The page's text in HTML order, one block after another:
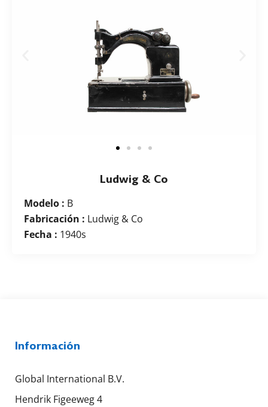
Ludwig & Co
Modelo : B
Fabricación : Ludwig & Co
Fecha : 1940s
Información
Global International B.V.
Hendrik Figeeweg 4